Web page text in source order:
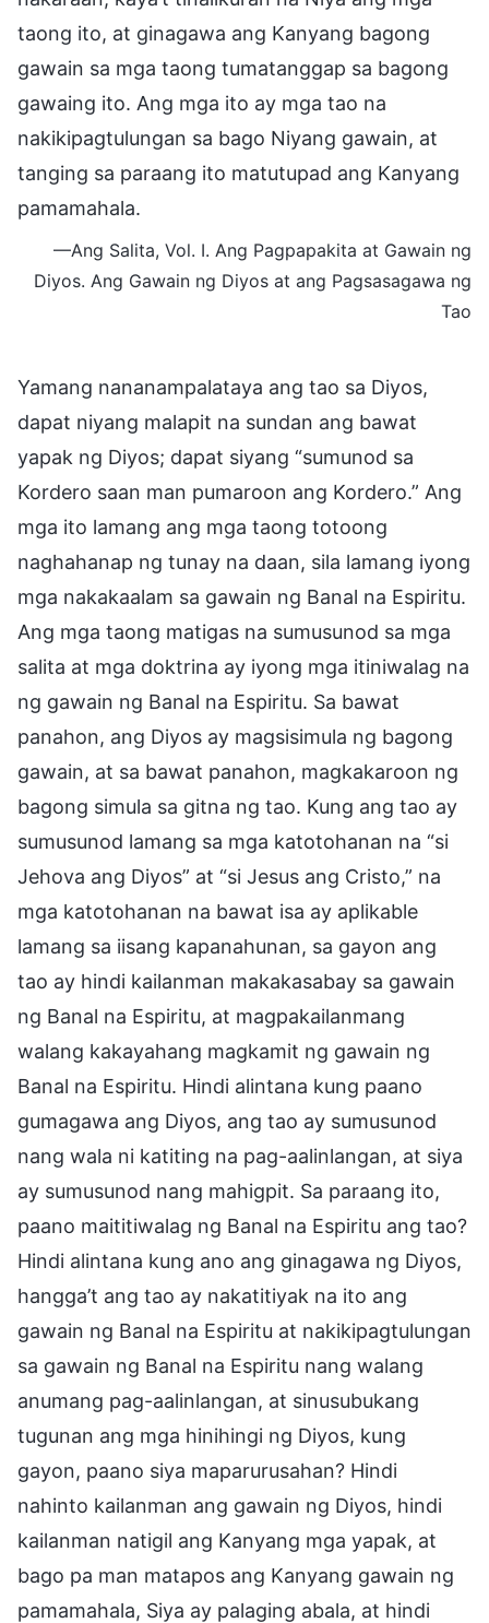
taong ito, at ginagawa ang Kanyang bagong
gawain sa mga taong tumatanggap sa bagong
gawaing ito. Ang mga ito ay mga tao na
nakikipagtulungan sa bago Niyang gawain, at
tanging sa paraang ito matutupad ang Kanyang
pamamahala.
—Ang Salita, Vol. I. Ang Pagpapakita at Gawain ng
Diyos. Ang Gawain ng Diyos at ang Pagsasagawa ng
Tao
Yamang nananampalataya ang tao sa Diyos,
dapat niyang malapit na sundan ang bawat
yapak ng Diyos; dapat siyang “sumunod sa
Kordero saan man pumaroon ang Kordero.” Ang
mga ito lamang ang mga taong totoong
naghahanap ng tunay na daan, sila lamang iyong
mga nakakaalam sa gawain ng Banal na Espiritu.
Ang mga taong matigas na sumusunod sa mga
salita at mga doktrina ay iyong mga itiniwalag na
ng gawain ng Banal na Espiritu. Sa bawat
panahon, ang Diyos ay magsisimula ng bagong
gawain, at sa bawat panahon, magkakaroon ng
bagong simula sa gitna ng tao. Kung ang tao ay
sumusunod lamang sa mga katotohanan na “si
Jehova ang Diyos” at “si Jesus ang Cristo,” na
mga katotohanan na bawat isa ay aplikable
lamang sa iisang kapanahunan, sa gayon ang
tao ay hindi kailanman makakasabay sa gawain
ng Banal na Espiritu, at magpakailanmang
walang kakayahang magkamit ng gawain ng
Banal na Espiritu. Hindi alintana kung paano
gumagawa ang Diyos, ang tao ay sumusunod
nang wala ni katiting na pag-aalinlangan, at siya
ay sumusunod nang mahigpit. Sa paraang ito,
paano maititiwalag ng Banal na Espiritu ang tao?
Hindi alintana kung ano ang ginagawa ng Diyos,
hangga’t ang tao ay nakatitiyak na ito ang
gawain ng Banal na Espiritu at nakikipagtulungan
sa gawain ng Banal na Espiritu nang walang
anumang pag-aalinlangan, at sinusubukang
tugunan ang mga hinihingi ng Diyos, kung
gayon, paano siya maparurusahan? Hindi
nahinto kailanman ang gawain ng Diyos, hindi
kailanman natigil ang Kanyang mga yapak, at
bago pa man matapos ang Kanyang gawain ng
pamamahala, Siya ay palaging abala, at hindi